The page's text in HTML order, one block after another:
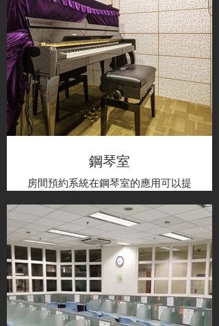
鋼琴室
房間預約系統在鋼琴室的應用可以提
供方便快捷的預約服務，讓使用者能
夠預先安排使用鋼琴室的時間，避免
與他人產生衝突。